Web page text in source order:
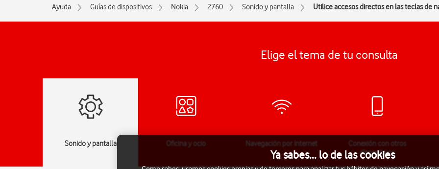
Ayuda Guías de dispositivos Nokia 2760 Sonido y pantalla Utilice accesos directos en las teclas de
Elige el tema de tu consulta
Sonido y pantalla Oficina y ocio Navegación por Internet
Conexión con otros
dispositivos
Ya sabes... lo de las cookies